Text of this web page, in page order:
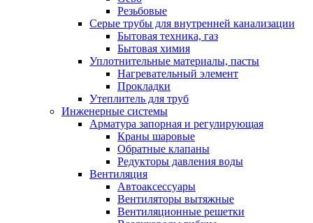
Резьбовые
Серые трубы для внутренней канализации
Бытовая техника, газ
Бытовая химия
Уплотнительные материалы, пасты
Нагревательный элемент
Прокладки
Утеплитель для труб
Инженерные системы
Арматура запорная и регулирующая
Краны шаровые
Обратные клапаны
Редукторы давления воды
Вентиляция
Автоаксессуары
Вентиляторы вытяжные
Вентиляционные решетки